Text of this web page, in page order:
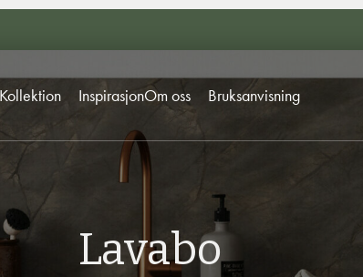
Kollektion InspirasjonOm oss Bruksanvisning
Lavabo